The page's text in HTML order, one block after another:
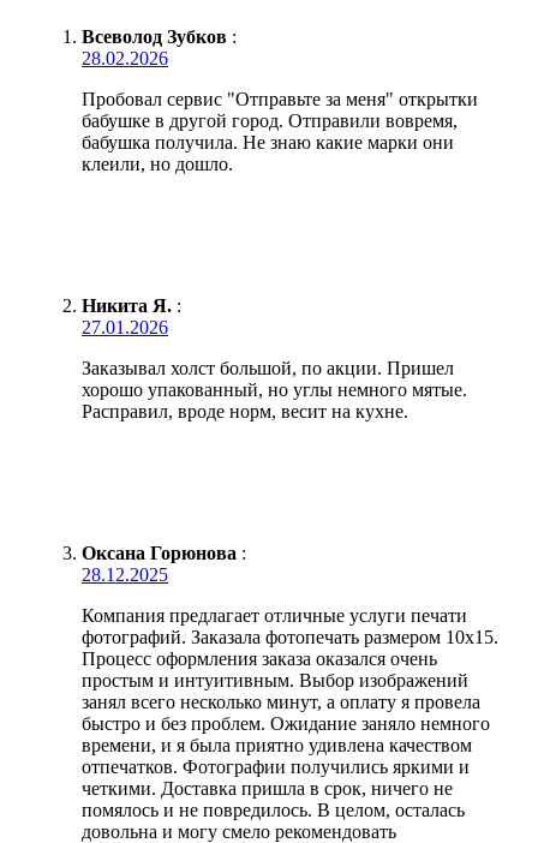
Всеволод Зубков :
28.02.2026
Пробовал сервис "Отправьте за меня" открытки
бабушке в другой город. Отправили вовремя,
бабушка получила. Не знаю какие марки они
клеили, но дошло.
Никита Я. :
27.01.2026
Заказывал холст большой, по акции. Пришел
хорошо упакованный, но углы немного мятые.
Расправил, вроде норм, весит на кухне.
Оксана Горюнова :
28.12.2025
Компания предлагает отличные услуги печати
фотографий. Заказала фотопечать размером 10х15.
Процесс оформления заказа оказался очень
простым и интуитивным. Выбор изображений
занял всего несколько минут, а оплату я провела
быстро и без проблем. Ожидание заняло немного
времени, и я была приятно удивлена качеством
отпечатков. Фотографии получились яркими и
четкими. Доставка пришла в срок, ничего не
помялось и не повредилось. В целом, осталась
довольна и могу смело рекомендовать